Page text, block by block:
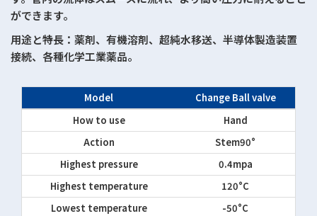
ができます。
用途と特長：薬剤、有機溶剤、超純水移送、半導体製造装置
接続、各種化学工業薬品。
Model
Change Ball valve
How to use
Hand
Action
Stem90°
Highest pressure
0.4mpa
Highest temperature
120°C
Lowest temperature
-50°C